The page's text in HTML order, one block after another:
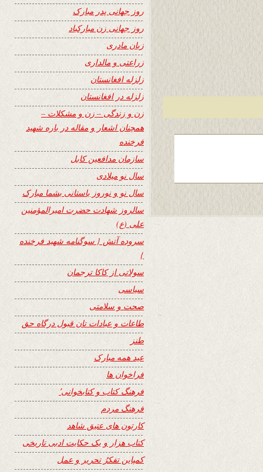
روز جهانی پدر مبارک
روز جهانی زن مبارکباد
زبان مادری
زراعتی و مالداری
زلزله افغانستان
زلزله در افغانستان
زن و زندگی – زن و مشکلات –
همچنان اشعار و مقاله در باره شهید
فرخنده
سازمان مدافعین کابل
سال نو میلادی
سال نو و نوروز باستانی بشما مبارک
سالروز شهادت حضرت امیرالمؤمنین
علی (ع)
سروده آتش { سوگنامه شهید فرخنده
}
سولاتی از کاکا ترجمان
سیاسی
صحت و سلامتی
طاعات و عبادات تان قبول درگاه حق
طنز
عید همه مبارک
فراخوان ها
فرهنگ کتاب و کتابخوانی٬
فرهنگ مردم
کارتون های عتیق شاهد
کتاب هزار و یک حکایت ادبی تاریخی
کمپاین تفکرُ تحریر و عمل